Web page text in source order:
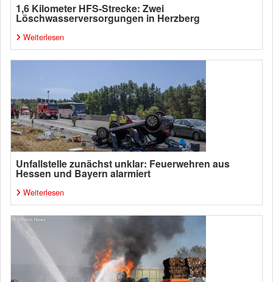
1,6 Kilometer HFS-Strecke: Zwei
Löschwasserversorgungen in Herzberg
Weiterlesen
Unfallstelle zunächst unklar: Feuerwehren aus
Hessen und Bayern alarmiert
Weiterlesen